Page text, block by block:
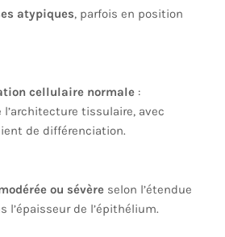
atypiques, parfois en position
cellulaire normale :
tissulaire, avec
de différenciation.
ou sévère selon l’étendue
l’épaisseur de l’épithélium.